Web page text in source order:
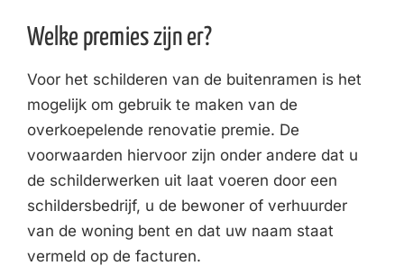
Welke premies zijn er?
Voor het schilderen van de buitenramen is het
mogelijk om gebruik te maken van de
overkoepelende renovatie premie. De
voorwaarden hiervoor zijn onder andere dat u
de schilderwerken uit laat voeren door een
schildersbedrijf, u de bewoner of verhuurder
van de woning bent en dat uw naam staat
vermeld op de facturen.